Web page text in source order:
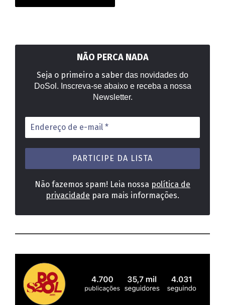
NÃO PERCA NADA
Seja o primeiro a saber das novidades do
DoSol. Inscreva-se abaixo e receba a nossa
Newsletter.
Endereço
de
e-
mail
Não fazemos spam! Leia nossa política de
privacidade para mais informações.